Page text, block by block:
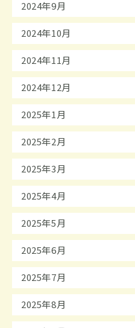
2024年9月
2024年10月
2024年11月
2024年12月
2025年1月
2025年2月
2025年3月
2025年4月
2025年5月
2025年6月
2025年7月
2025年8月